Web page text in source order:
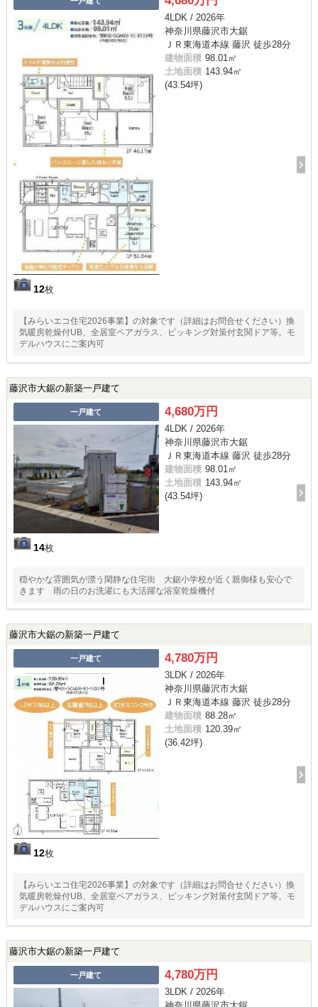
12枚
4LDK / 2026年
神奈川県藤沢市大鋸
ＪＲ東海道本線 藤沢 徒歩28分
建物面積 98.01㎡
土地面積 143.94㎡
(43.54坪)
【みらいエコ住宅2026事業】の対象です（詳細はお問合せください）換
気暖房乾燥付UB、全居室ペアガラス、ピッキング対策付玄関ドア等。モ
デルハウスにご案内可
藤沢市大鋸の新築一戸建て
一戸建て
14枚
4,680万円
4LDK / 2026年
神奈川県藤沢市大鋸
ＪＲ東海道本線 藤沢 徒歩28分
建物面積 98.01㎡
土地面積 143.94㎡
(43.54坪)
穏やかな雰囲気が漂う閑静な住宅街 大鋸小学校が近く親御様も安心で
きます 雨の日のお洗濯にも大活躍な浴室乾燥機付
藤沢市大鋸の新築一戸建て
一戸建て
12枚
4,780万円
3LDK / 2026年
神奈川県藤沢市大鋸
ＪＲ東海道本線 藤沢 徒歩28分
建物面積 88.28㎡
土地面積 120.39㎡
(36.42坪)
【みらいエコ住宅2026事業】の対象です（詳細はお問合せください）換
気暖房乾燥付UB、全居室ペアガラス、ピッキング対策付玄関ドア等。モ
デルハウスにご案内可
藤沢市大鋸の新築一戸建て
一戸建て 4,780万円
3LDK / 2026年